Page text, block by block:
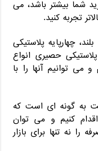
شما بیشتر باشد، می
تجربه کنید.
چهارپایه پلاستیکی
پلاستیکی حصیری انواع
می توانیم آنها را با
به گونه ای است که
کنیم و می توان
را نه تنها برای بازار